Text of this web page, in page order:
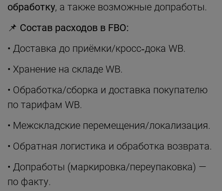
обработку, а также возможные допработы.
📌 Состав расходов в FBO:
• Доставка до приёмки/кросс‑дока WB.
• Хранение на складе WB.
• Обработка/сборка и доставка покупателю
по тарифам WB.
• Межскладские перемещения/локализация.
• Обратная логистика и обработка возврата.
• Допработы (маркировка/переупаковка) —
по факту.